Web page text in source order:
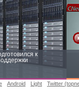
к
Android Light Twitter